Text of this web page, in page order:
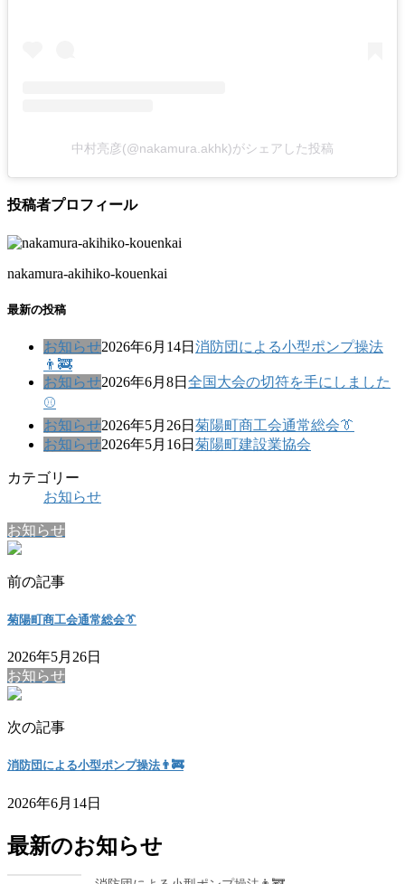
中村亮彦(@nakamura.akhk)がシェアした投稿
投稿者プロフィール
nakamura-akihiko-kouenkai
最新の投稿
お知らせ2026年6月14日 消防団による小型ポンプ操法
👨‍🚒
お知らせ2026年6月8日 全国大会の切符を手にしました
⚾
お知らせ2026年5月26日 菊陽町商工会通常総会👔
お知らせ2026年5月16日 菊陽町建設業協会
カテゴリー
お知らせ
お知らせ
前の記事
菊陽町商工会通常総会👔
2026年5月26日
お知らせ
次の記事
消防団による小型ポンプ操法👨‍🚒
2026年6月14日
最新のお知らせ